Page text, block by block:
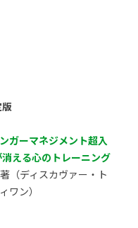
ガーマネジメント超入
える心のトレーニング
（ディスカヴァー・ト
ワン）